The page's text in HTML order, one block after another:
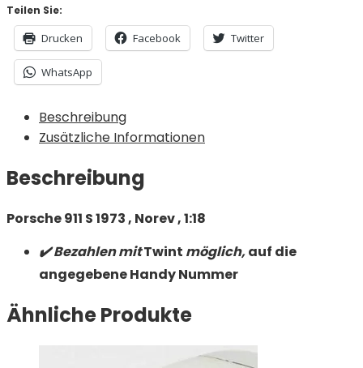
Teilen Sie:
Drucken Facebook Twitter
WhatsApp
Beschreibung
Zusätzliche Informationen
Beschreibung
Porsche 911 S 1973 , Norev , 1:18
✔️ Bezahlen mitTwint möglich,auf die
angegebene Handy Nummer
Ähnliche Produkte